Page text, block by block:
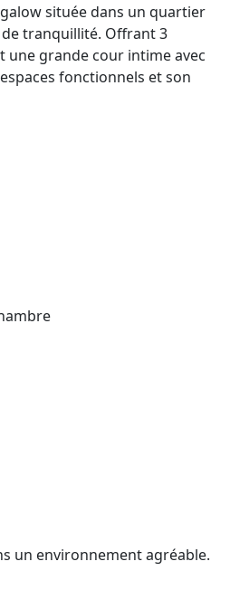
située dans un quartier
tranquillité. Offrant 3
une grande cour intime avec
fonctionnels et son
un environnement agréable.